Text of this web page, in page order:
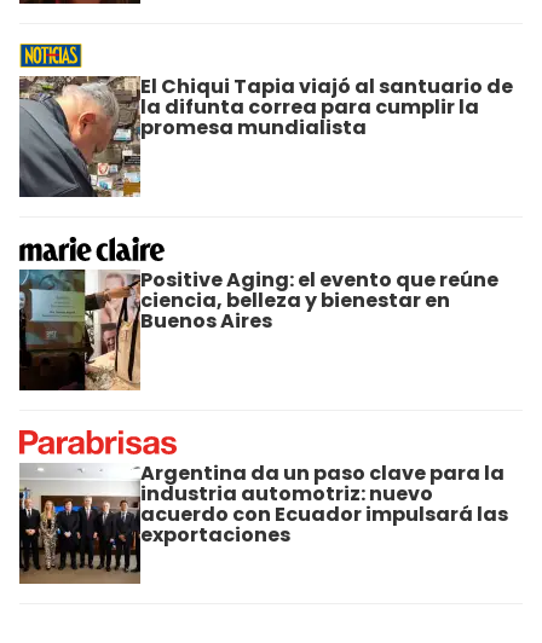
El Chiqui Tapia viajó al santuario de
la difunta correa para cumplir la
promesa mundialista
Positive Aging: el evento que reúne
ciencia, belleza y bienestar en
Buenos Aires
Argentina da un paso clave para la
industria automotriz: nuevo
acuerdo con Ecuador impulsará las
exportaciones